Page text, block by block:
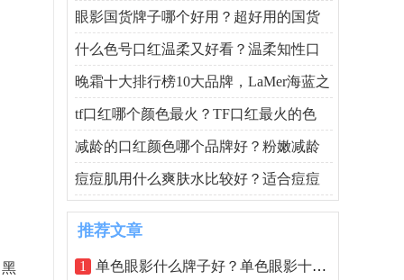
眼影国货牌子哪个好用？超好用的国货
什么色号口红温柔又好看？温柔知性口
晚霜十大排行榜10大品牌，LaMer海蓝之
tf口红哪个颜色最火？TF口红最火的色
减龄的口红颜色哪个品牌好？粉嫩减龄
痘痘肌用什么爽肤水比较好？适合痘痘
推荐文章
1 单色眼影什么牌子好？单色眼影十大排行